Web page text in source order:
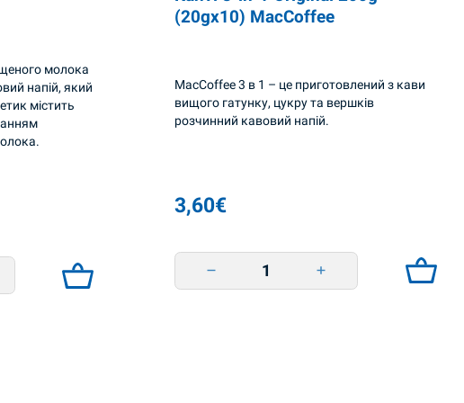
молока
напій, який
містить
g (18gx20) MacCoffee quantity
(20gx10) MacCoffee
MacCoffee 3 в 1 – це приготовлений з кави
вищого гатунку, цукру та вершків
розчинний кавовий напій.
3,60€
Kahvi 3-in-1 Original 200g (20gx10) MacCoffee